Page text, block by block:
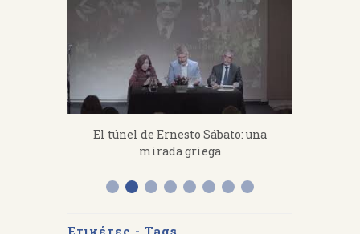
El túnel de Ernesto Sábato: una
mirada griega
Ετικέτες - Tags